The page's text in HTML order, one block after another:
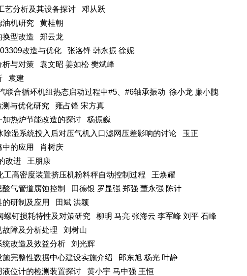
艺分析及其设备探讨 邓从跃
油机研究 黄桂朝
换型改造 郑云龙
改造与优化 张洛锋 韩永振 徐妮
析与对策 袁文昭 姜如松 樊斌峰
袁建
联合循环机组热态启动过程中#5、#6轴承振动 徐小龙 廉小隗
测与优化研究 雍占锋 宋方真
加热炉节能改造的探讨 杨振巍
除湿系统投入后对压气机入口滤网压差影响的讨论 玉正
中的应用 肖树庆
改进 王朋康
工高密度装置挤压机粉料秤自动控制过程 王焕耀
酸气管道腐蚀控制 田德银 罗显强 郑强 董永强 陈计
的研制及应用 田斌 洪颖
螺钉损耗特性及对策研究 柳明 马亮 张海云 李军峰 刘平 石峰
故障及分析处理 刘树山
统改造及效益分析 刘光辉
施完整性数据中心建设实施介绍 郎东旭 杨光 叶静
液位计的检测装置探讨 黄小宇 马中强 王恒